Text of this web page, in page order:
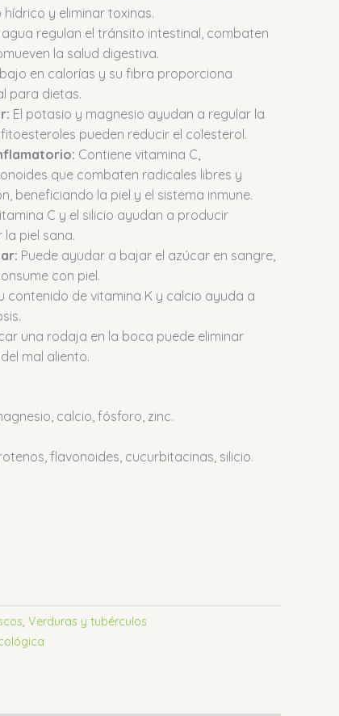
y eliminar toxinas.
regulan el tránsito intestinal, combaten
la salud digestiva.
en calorías y su fibra proporciona
para dietas.
El potasio y magnesio ayudan a regular la
pueden reducir el colesterol.
Contiene vitamina C,
que combaten radicales libres y
beneficiando la piel y el sistema inmune.
C y el silicio ayudan a producir
piel sana.
Puede ayudar a bajar el azúcar en sangre,
con piel.
contenido de vitamina K y calcio ayuda a
una rodaja en la boca puede eliminar
mal aliento.
calcio, fósforo, zinc.
flavonoides, cucurbitacinas, silicio.
, Verduras y tubérculos